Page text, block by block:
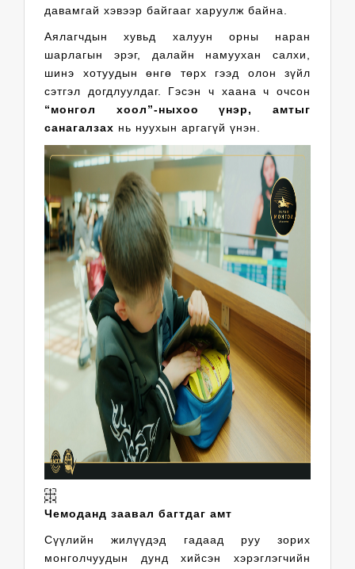
давамгай хэвээр байгааг харуулж байна.
Аялагчдын хувьд халуун орны наран
шарлагын эрэг, далайн намуухан салхи,
шинэ хотуудын өнгө төрх гээд олон зүйл
сэтгэл догдлуулдаг. Гэсэн ч хаана ч очсон
“монгол хоол”-ныхоо үнэр, амтыг
санагалзах нь нуухын аргагүй үнэн.
Чемоданд заавал багтдаг амт
Сүүлийн жилүүдэд гадаад руу зорих
монголчуудын дунд хийсэн хэрэглэгчийн